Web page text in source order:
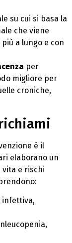
su cui si basa la
che viene
a lungo e con
per
migliore per
croniche,
è il
elaborano un
vita e rischi
infettiva,